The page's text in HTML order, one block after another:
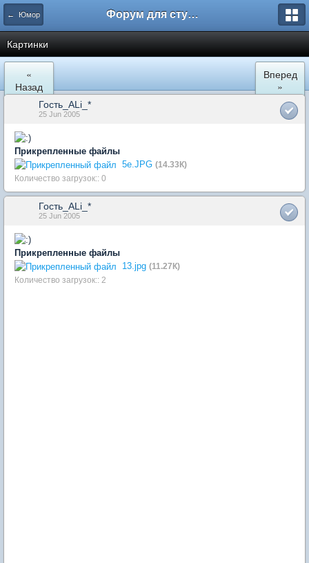
← Юмор Форум для студента СГА
Картинки
«
Назад
Вперед
»
Гость_ALi_*
25 Jun 2005
Прикрепленные файлы
5e.JPG (14.33К)
Количество загрузок:: 0
Гость_ALi_*
25 Jun 2005
Прикрепленные файлы
13.jpg (11.27К)
Количество загрузок:: 2